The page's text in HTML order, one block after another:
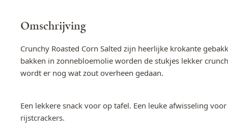
Omschrijving
Crunchy Roasted Corn Salted zijn heerlijke krokante
bakken in zonnebloemolie worden de stukjes lekker
wordt er nog wat zout overheen gedaan.
Een lekkere snack voor op tafel. Een leuke afwisseling
rijstcrackers.